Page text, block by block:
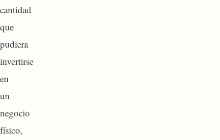
cantidad
que
pudiera
invertirse
en
un
negocio
físico,